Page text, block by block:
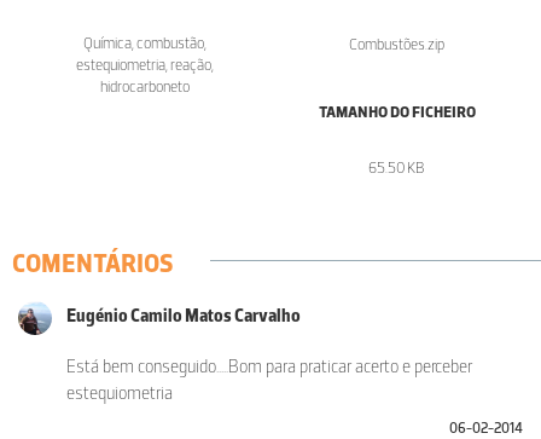
Química, combustão,
estequiometria, reação,
hidrocarboneto
Combustões.zip
TAMANHO DO FICHEIRO
65.50 KB
COMENTÁRIOS
Eugénio Camilo Matos Carvalho
Está bem conseguido.....Bom para praticar acerto e perceber
estequiometria
06-02-2014